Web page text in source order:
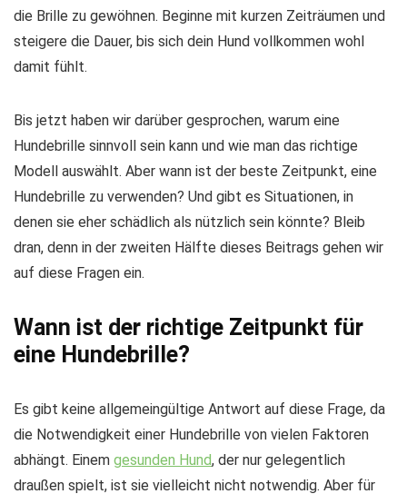
die Brille zu gewöhnen. Beginne mit kurzen Zeiträumen und
steigere die Dauer, bis sich dein Hund vollkommen wohl
damit fühlt.
Bis jetzt haben wir darüber gesprochen, warum eine
Hundebrille sinnvoll sein kann und wie man das richtige
Modell auswählt. Aber wann ist der beste Zeitpunkt, eine
Hundebrille zu verwenden? Und gibt es Situationen, in
denen sie eher schädlich als nützlich sein könnte? Bleib
dran, denn in der zweiten Hälfte dieses Beitrags gehen wir
auf diese Fragen ein.
Wann ist der richtige Zeitpunkt für
eine Hundebrille?
Es gibt keine allgemeingültige Antwort auf diese Frage, da
die Notwendigkeit einer Hundebrille von vielen Faktoren
abhängt. Einem gesunden Hund, der nur gelegentlich
draußen spielt, ist sie vielleicht nicht notwendig. Aber für